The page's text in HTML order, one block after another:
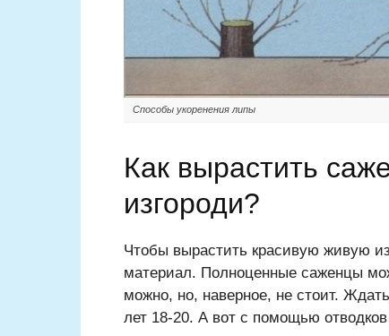
Способы укоренения липы
Как вырастить
изгороди?
Чтобы вырастить красивую живую
материал. Полноценные саженцы
можно, но, наверное, не стоит.
лет 18-20. А вот с помощью